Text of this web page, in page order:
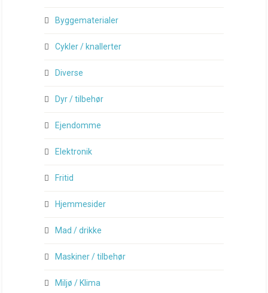
Byggematerialer
Cykler / knallerter
Diverse
Dyr / tilbehør
Ejendomme
Elektronik
Fritid
Hjemmesider
Mad / drikke
Maskiner / tilbehør
Miljø / Klima